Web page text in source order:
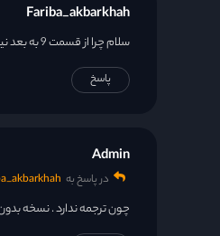
Fariba_akbarkhah
سلام چرا از قسمت 9 به بعد نیستش؟؟
پاسخ
Admin
در پاسخ به
چون ترجمه ندارد . نسخه